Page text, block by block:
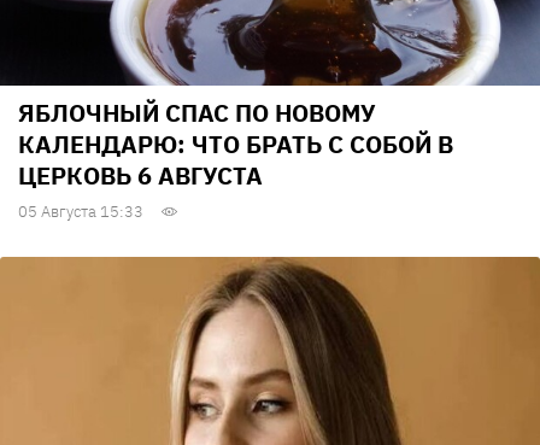
ЯБЛОЧНЫЙ СПАС ПО НОВОМУ
КАЛЕНДАРЮ: ЧТО БРАТЬ С СОБОЙ В
ЦЕРКОВЬ 6 АВГУСТА
05 Августа 15:33